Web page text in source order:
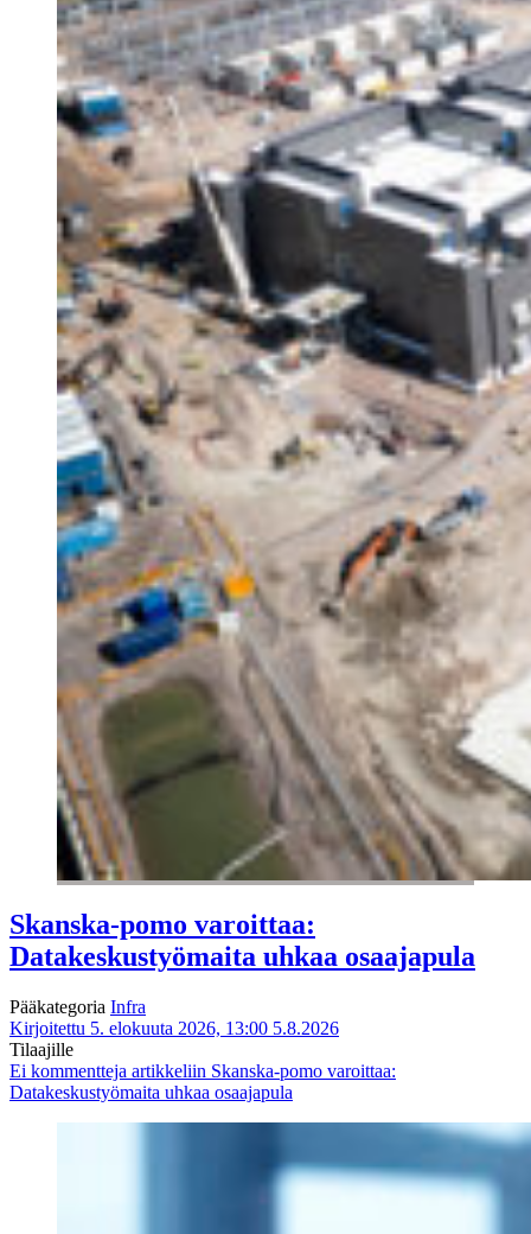
Skanska-pomo varoittaa:
Datakeskustyömaita uhkaa osaajapula
Pääkategoria Infra
Kirjoitettu 5. elokuuta 2026, 13:00 5.8.2026
Tilaajille
Ei kommentteja artikkeliin Skanska-pomo varoittaa:
Datakeskustyömaita uhkaa osaajapula